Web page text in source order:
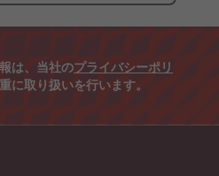
は、当社のプライバシーポリ
に取り扱いを行います。